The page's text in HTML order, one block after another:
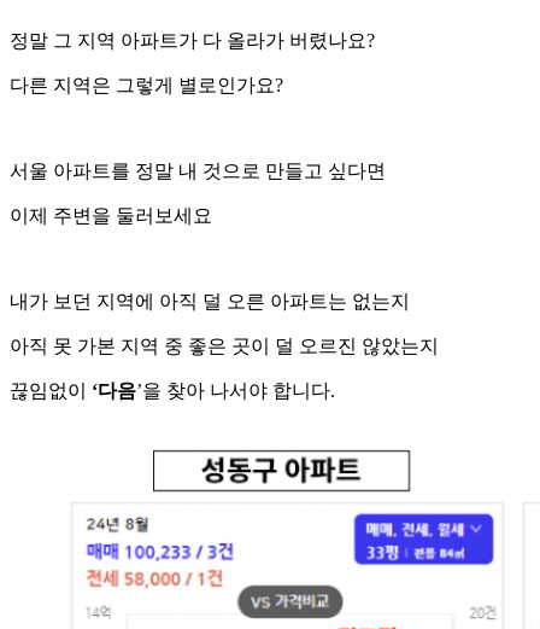
정말 그 지역 아파트가 다 올라가 버렸나요?
다른 지역은 그렇게 별로인가요?
서울 아파트를 정말 내 것으로 만들고 싶다면
이제 주변을 둘러보세요
내가 보던 지역에 아직 덜 오른 아파트는 없는지
아직 못 가본 지역 중 좋은 곳이 덜 오르진 않았는지
끊임없이 ‘다음’을 찾아 나서야 합니다.